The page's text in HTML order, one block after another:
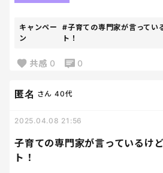
キャンペー
ン
#子育ての専門家が言ってい
ト！
共感 0 0
子育ての専門家が言っているけ
ト！
匿名 さん 40代
2025.04.08 21:56